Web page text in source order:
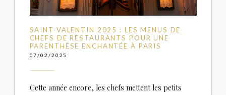
SAINT-VALENTIN 2025 : LES MENUS DE
CHEFS DE RESTAURANTS POUR UNE
PARENTHÈSE ENCHANTÉE À PARIS
07/02/2025
Cette année encore, les chefs mettent les petits